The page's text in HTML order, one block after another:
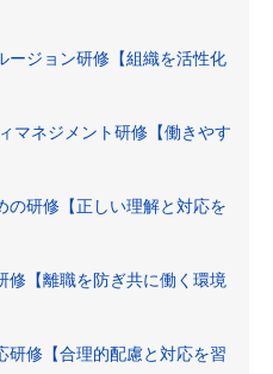
ージョン研修【組織を活性化
マネジメント研修【働きやす
の研修【正しい理解と対応を
修【離職を防ぎ共に働く環境
研修【合理的配慮と対応を習